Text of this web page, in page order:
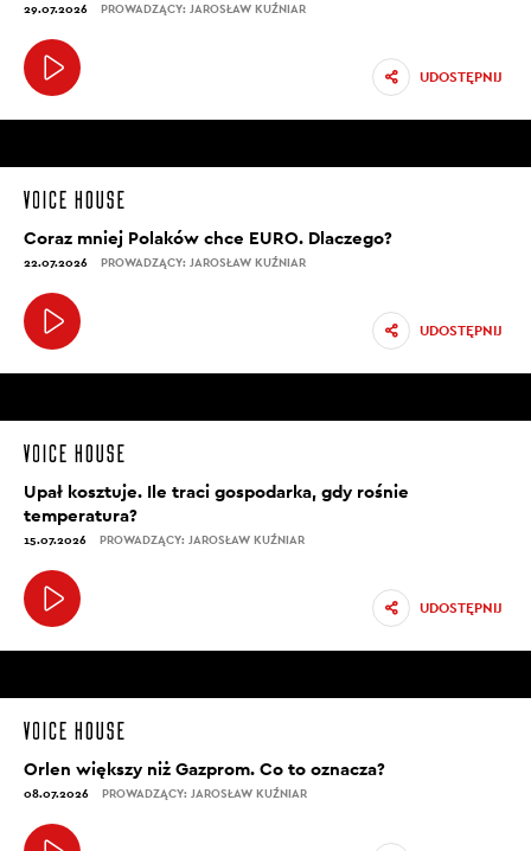
29.07.2026 PROWADZĄCY: JAROSŁAW KUŹNIAR
UDOSTĘPNIJ
Coraz mniej Polaków chce EURO. Dlaczego?
22.07.2026 PROWADZĄCY: JAROSŁAW KUŹNIAR
UDOSTĘPNIJ
Upał kosztuje. Ile traci gospodarka, gdy rośnie
temperatura?
15.07.2026 PROWADZĄCY: JAROSŁAW KUŹNIAR
UDOSTĘPNIJ
Orlen większy niż Gazprom. Co to oznacza?
08.07.2026 PROWADZĄCY: JAROSŁAW KUŹNIAR